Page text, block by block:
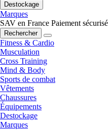
Destockage
Marques
SAV en France Paiement sécurisé
Rechercher
Fitness & Cardio
Musculation
Cross Training
Mind & Body
Sports de combat
Vêtements
Chaussures
Équipements
Destockage
Marques